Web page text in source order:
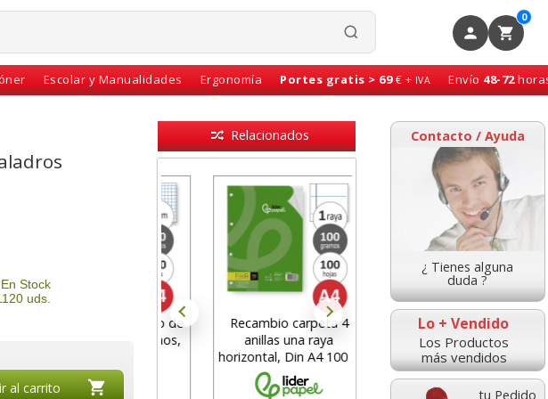
0
Escolar y Manualidades Ergonomía Portes gratis > 69€ + IVA Envío 48-72
Contacto / Ayuda
¿ Tienes alguna
duda ?
Lo + Vendido
Los Productos
más vendidos
tu Pedido
En Stock
uds.
al carrito
Relacionados
Recambio carpeta 4
anillas una raya
horizontal, Din A4 100 g
Recambio para carpeta
o carpesano cuartilla
A5+ - 6 Taladros